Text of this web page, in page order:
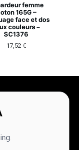
femme
165G –
face et dos
couleurs –
SC1376
17,52 €